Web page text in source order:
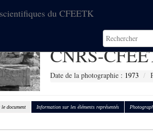
du CFEETK
CNRS-
Date de la photographie : 1973
document Information sur les éléments représentés